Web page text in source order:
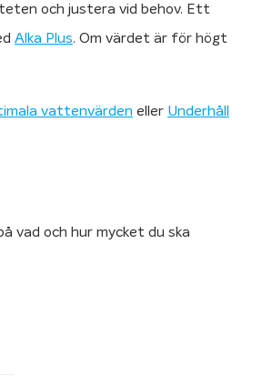
och justera vid behov. Ett
Alka Plus. Om värdet är för högt
vattenvärden eller Underhåll
vad och hur mycket du ska